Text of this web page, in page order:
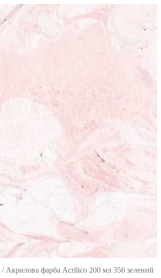
/ Акрилова фарба Acrilico 200 мл 356 зелений